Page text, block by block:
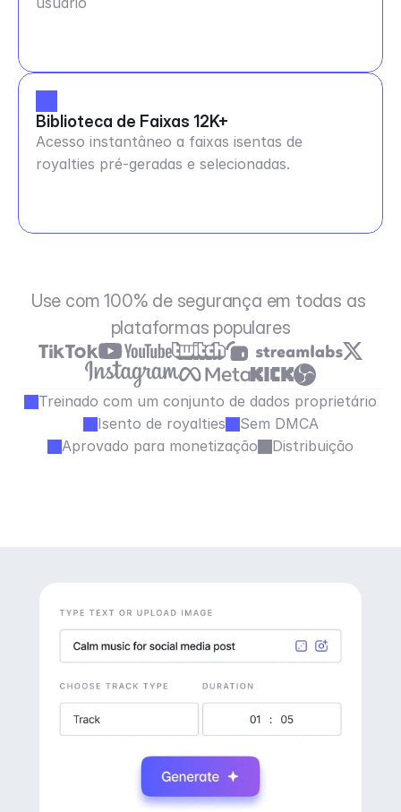
Biblioteca de Faixas 12K+
Acesso instantâneo a faixas isentas de
royalties pré-geradas e selecionadas.
Use com 100% de segurança em todas as
plataformas populares
Treinado com um conjunto de dados proprietário
Isento de royalties
Sem DMCA
Aprovado para monetização
Distribuição